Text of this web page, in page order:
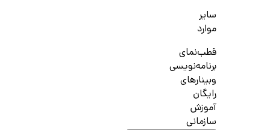
سایر
موارد
قطب‌نمای
برنامه‌نویسی
وبینارهای
رایگان
آموزش
سازمانی